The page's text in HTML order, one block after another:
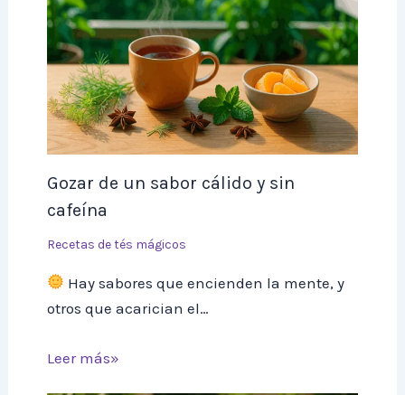
Gozar de un sabor cálido y sin
cafeína
Recetas de tés mágicos
Hay sabores que encienden la mente, y
otros que acarician el…
Leer más»